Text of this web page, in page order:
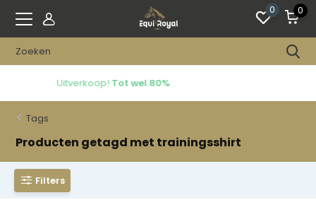
0 0
Gratis verzending vanaf 40,-
Tags
Producten getagd met trainingsshirt
Filters